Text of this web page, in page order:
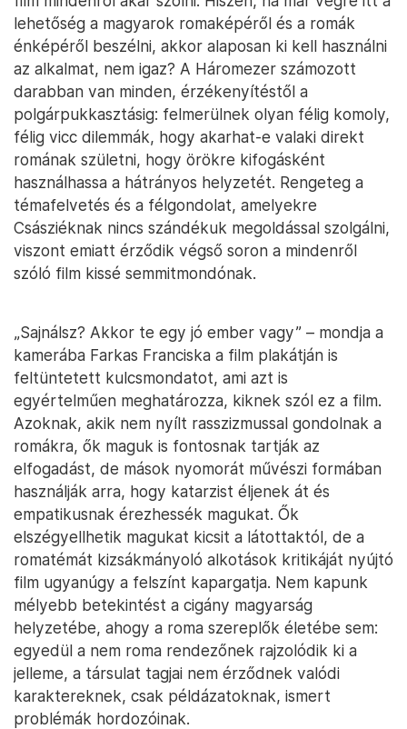
lehetőség a magyarok romaképéről és a romák
énképéről beszélni, akkor alaposan ki kell használni
az alkalmat, nem igaz? A Háromezer számozott
darabban van minden, érzékenyítéstől a
polgárpukkasztásig: felmerülnek olyan félig komoly,
félig vicc dilemmák, hogy akarhat-e valaki direkt
romának születni, hogy örökre kifogásként
használhassa a hátrányos helyzetét. Rengeteg a
témafelvetés és a félgondolat, amelyekre
Császiéknak nincs szándékuk megoldással szolgálni,
viszont emiatt érződik végső soron a mindenről
szóló film kissé semmitmondónak.
„Sajnálsz? Akkor te egy jó ember vagy” – mondja a
kamerába Farkas Franciska a film plakátján is
feltüntetett kulcsmondatot, ami azt is
egyértelműen meghatározza, kiknek szól ez a film.
Azoknak, akik nem nyílt rasszizmussal gondolnak a
romákra, ők maguk is fontosnak tartják az
elfogadást, de mások nyomorát művészi formában
használják arra, hogy katarzist éljenek át és
empatikusnak érezhessék magukat. Ők
elszégyellhetik magukat kicsit a látottaktól, de a
romatémát kizsákmányoló alkotások kritikáját nyújtó
film ugyanúgy a felszínt kapargatja. Nem kapunk
mélyebb betekintést a cigány magyarság
helyzetébe, ahogy a roma szereplők életébe sem:
egyedül a nem roma rendezőnek rajzolódik ki a
jelleme, a társulat tagjai nem érződnek valódi
karaktereknek, csak példázatoknak, ismert
problémák hordozóinak.